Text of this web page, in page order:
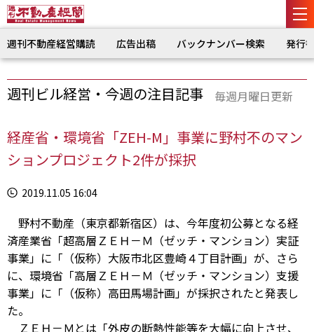
週刊不動産経営購読 広告出稿 バックナンバー検索 発行
週刊ビル経営・今週の注目記事 毎週月曜日更新
経産省・環境省「ZEH-M」事業に野村不のマン
ションプロジェクト2件が採択
2019.11.05 16:04
野村不動産（東京都新宿区）は、今年度初公募となる経
済産業省「超高層ＺＥＨ－Ｍ（ゼッチ・マンション）実証
事業」に「（仮称）大阪市北区豊崎４丁目計画」が、さら
に、環境省「高層ＺＥＨ－Ｍ（ゼッチ・マンション）支援
事業」に「（仮称）高田馬場計画」が採択されたと発表し
た。
ＺＥＨ－Ｍとは「外皮の断熱性能等を大幅に向上させ、